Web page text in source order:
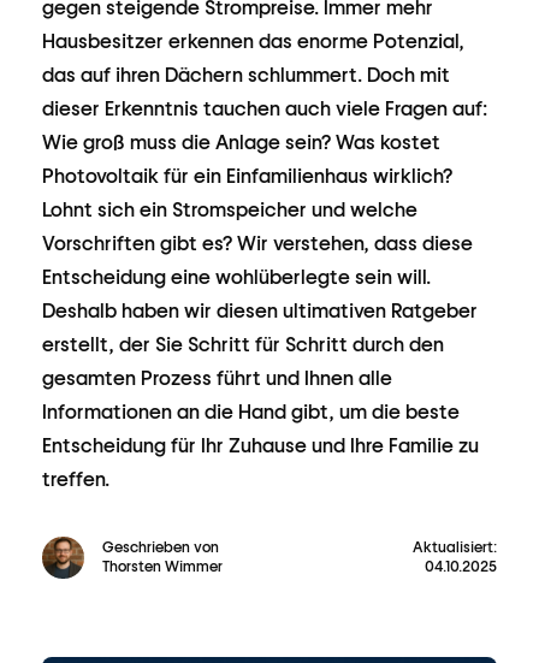
gegen steigende Strompreise. Immer mehr
Hausbesitzer erkennen das enorme Potenzial,
das auf ihren Dächern schlummert. Doch mit
dieser Erkenntnis tauchen auch viele Fragen auf:
Wie groß muss die Anlage sein? Was kostet
Photovoltaik für ein Einfamilienhaus wirklich?
Lohnt sich ein Stromspeicher und welche
Vorschriften gibt es? Wir verstehen, dass diese
Entscheidung eine wohlüberlegte sein will.
Deshalb haben wir diesen ultimativen Ratgeber
erstellt, der Sie Schritt für Schritt durch den
gesamten Prozess führt und Ihnen alle
Informationen an die Hand gibt, um die beste
Entscheidung für Ihr Zuhause und Ihre Familie zu
treffen.
Geschrieben von
Thorsten Wimmer
Aktualisiert:
04.10.2025